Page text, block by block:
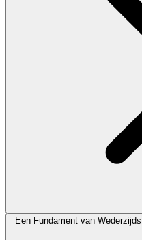
Een Fundament van